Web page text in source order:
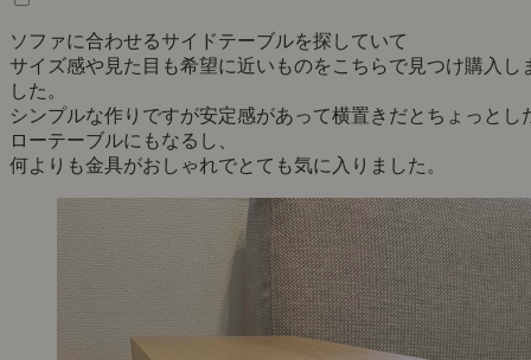
ソファに合わせるサイドテーブルを探していて
サイズ感や見た目も希望に近いものをこちらで見つけ購入し
した。
シンプルな作りですが安定感があって横置きだとちょっとし
ローテーブルにもなるし、
何よりも金具がおしゃれでとても気に入りました。